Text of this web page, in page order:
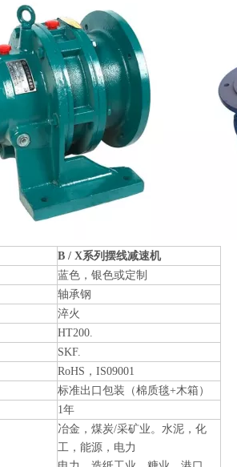
B / X系列摆线减速机
蓝色，银色或定制
轴承钢
淬火
HT200.
SKF.
RoHS，IS09001
标准出口包装（棉质毯+木箱）
1年